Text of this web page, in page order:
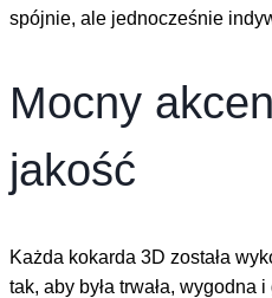
spójnie, ale jednocześnie
Mocny
jakość
Każda kokarda 3D została
tak, aby była trwała, wygodna